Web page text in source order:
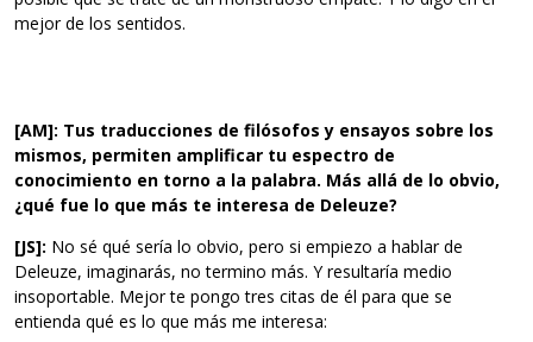
mejor de los sentidos.
[AM]: Tus traducciones de filósofos y ensayos sobre los
mismos, permiten amplificar tu espectro de
conocimiento en torno a la palabra. Más allá de lo obvio,
¿qué fue lo que más te interesa de Deleuze?
[JS]: No sé qué sería lo obvio, pero si empiezo a hablar de
Deleuze, imaginarás, no termino más. Y resultaría medio
insoportable. Mejor te pongo tres citas de él para que se
entienda qué es lo que más me interesa: